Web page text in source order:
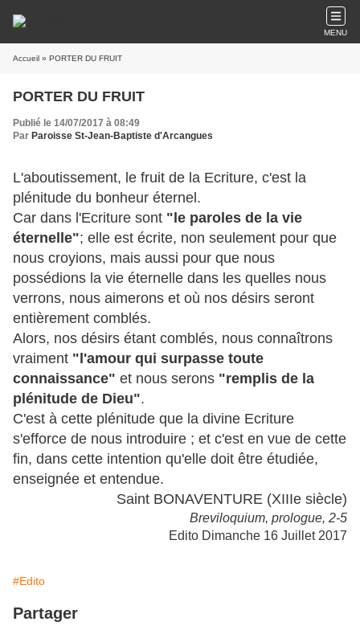
MENU
Accueil » PORTER DU FRUIT
PORTER DU FRUIT
Publié le 14/07/2017 à 08:49
Par Paroisse St-Jean-Baptiste d'Arcangues
L'aboutissement, le fruit de la Ecriture, c'est la
plénitude du bonheur éternel.
Car dans l'Ecriture sont "le paroles de la vie
éternelle"; elle est écrite, non seulement pour que
nous croyions, mais aussi pour que nous
possédions la vie éternelle dans les quelles nous
verrons, nous aimerons et où nos désirs seront
entièrement comblés.
Alors, nos désirs étant comblés, nous connaîtrons
vraiment "l'amour qui surpasse toute
connaissance" et nous serons "remplis de la
plénitude de Dieu".
C'est à cette plénitude que la divine Ecriture
s'efforce de nous introduire ; et c'est en vue de cette
fin, dans cette intention qu'elle doit être étudiée,
enseignée et entendue.
Saint BONAVENTURE (XIIIe siècle)
Breviloquium, prologue, 2-5
Edito Dimanche 16 Juillet 2017
#Edito
Partager